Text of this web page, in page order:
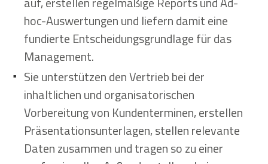
hoc-Auswertungen und liefern damit eine
fundierte Entscheidungsgrundlage für das
Management.
Sie unterstützen den Vertrieb bei der
inhaltlichen und organisatorischen
Vorbereitung von Kundenterminen, erstellen
Präsentationsunterlagen, stellen relevante
Daten zusammen und tragen so zu einer